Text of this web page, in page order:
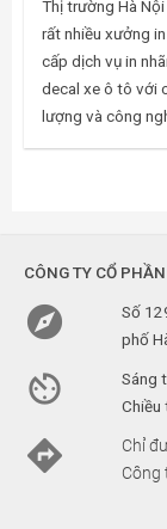
Thị trường Hà Nội
rất nhiều xưởng
cấp dịch vụ in
decal xe ô tô với
lượng và công
CÔNG TY CỔ

Số
phố

Sáng

Chỉ
Công